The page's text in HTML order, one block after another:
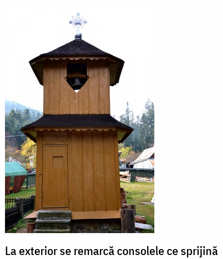
La exterior se remarcă consolele ce sprijină